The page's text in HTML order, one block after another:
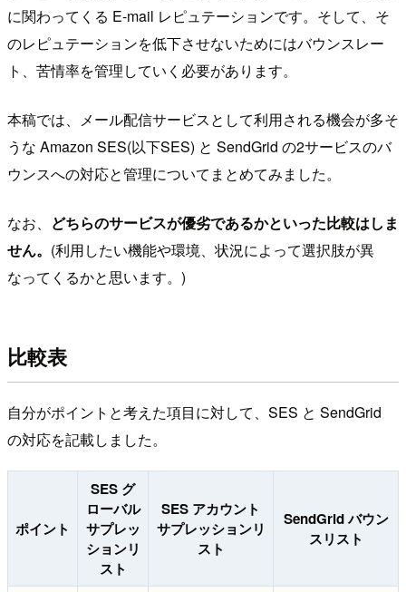
に関わってくる E-mail レピュテーションです。そして、そ
のレピュテーションを低下させないためにはバウンスレー
ト、苦情率を管理していく必要があります。
本稿では、メール配信サービスとして利用される機会が多そ
うな Amazon SES(以下SES) と SendGrid の2サービスのバ
ウンスへの対応と管理についてまとめてみました。
なお、 どちらのサービスが優劣であるかといった比較はしま
せん。 (利用したい機能や環境、状況によって選択肢が異
なってくるかと思います。)
比較表
自分がポイントと考えた項目に対して、SES と SendGrid
の対応を記載しました。
ポイント
SES グ
ローバル
サプレッ
ションリ
スト
SES アカウント
サプレッションリ
スト
SendGrid バウン
スリスト